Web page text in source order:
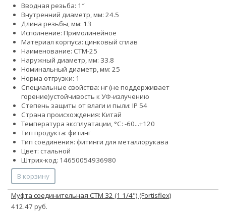
Вводная резьба: 1″
Внутренний диаметр, мм: 24.5
Длина резьбы, мм: 13
Исполнение: Прямолинейное
Материал корпуса: цинковый сплав
Наименование: СТМ-25
Наружный диаметр, мм: 33.8
Номинальный диаметр, мм: 25
Норма отгрузки: 1
Специальные свойства: нг (не поддерживает
горение)устойчивость к УФ-излучению
Степень защиты от влаги и пыли: IP 54
Страна происхождения: Китай
Температура эксплуатации, °С: -60...+120
Тип продукта: фитинг
Тип соединения: фитинги для металлорукава
Цвет: стальной
Штрих-код: 14650054936980
В корзину
Муфта соединительная СТМ 32 (1 1/4") (Fortisflex)
412.47 руб.